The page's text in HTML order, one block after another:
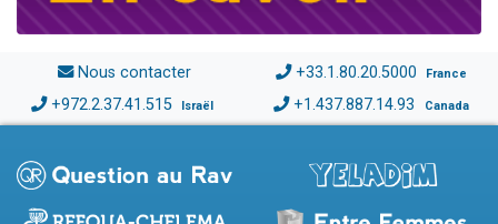
Nous contacter +33.1.80.20.5000 France
+972.2.37.41.515 Israël +1.437.887.14.93 Canada